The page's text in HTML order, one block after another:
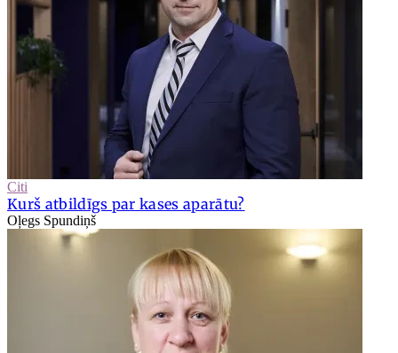
Citi
Kurš atbildīgs par kases aparātu?
Oļegs Spundiņš